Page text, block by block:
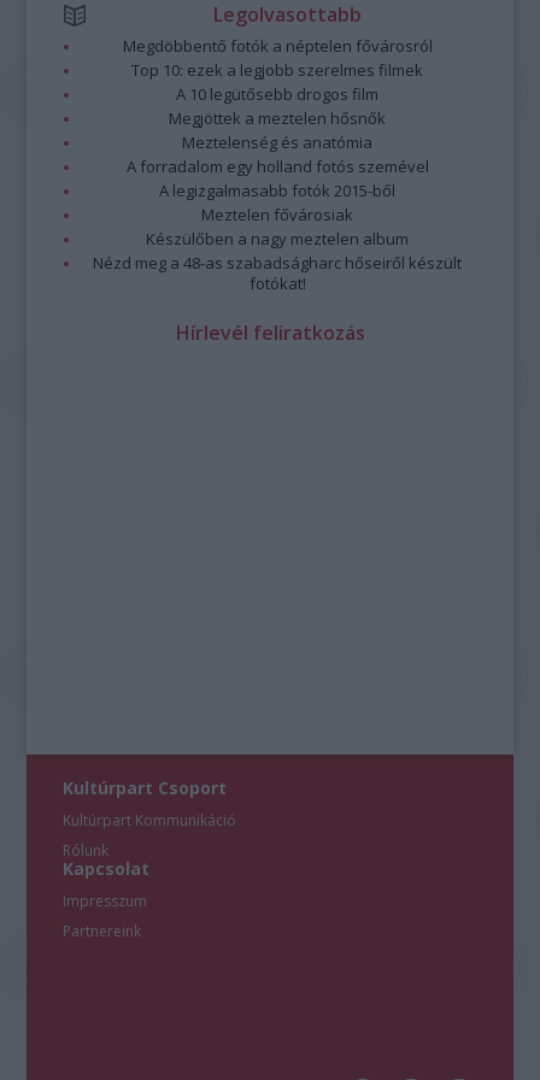
Legolvasottabb
Megdöbbentő fotók a néptelen fővárosról
Top 10: ezek a legjobb szerelmes filmek
A 10 legütősebb drogos film
Megjöttek a meztelen hősnők
Meztelenség és anatómia
A forradalom egy holland fotós szemével
A legizgalmasabb fotók 2015-ből
Meztelen fővárosiak
Készülőben a nagy meztelen album
Nézd meg a 48-as szabadságharc hőseiről készült
fotókat!
Hírlevél feliratkozás
Kultúrpart Csoport
Kultúrpart Kommunikáció
Rólunk
Kapcsolat
Impresszum
Partnereink